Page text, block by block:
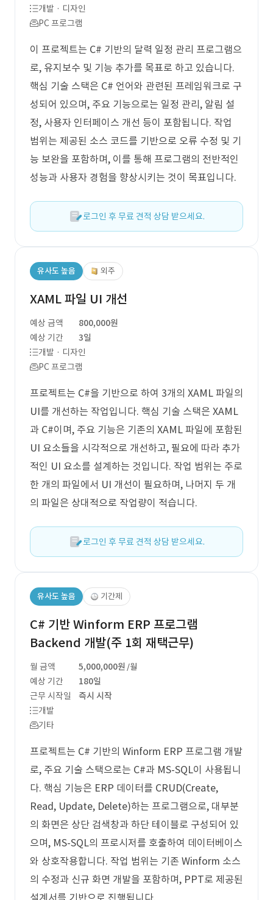
개발 · 디자인
PC 프로그램
이 프로젝트는 C# 기반의 달력 일정 관리 프로그램으
로, 유지보수 및 기능 추가를 목표로 하고 있습니다.
핵심 기술 스택은 C# 언어와 관련된 프레임워크로 구
성되어 있으며, 주요 기능으로는 일정 관리, 알림 설
정, 사용자 인터페이스 개선 등이 포함됩니다. 작업
범위는 제공된 소스 코드를 기반으로 오류 수정 및 기
능 보완을 포함하며, 이를 통해 프로그램의 전반적인
성능과 사용자 경험을 향상시키는 것이 목표입니다.
로그인 후 무료 견적 상담 받으세요.
유사도 높음 외주
XAML 파일 UI 개선
예상 금액
800,000원
예상 기간
3일
개발 · 디자인
PC 프로그램
프로젝트는 C#을 기반으로 하여 3개의 XAML 파일의
UI를 개선하는 작업입니다. 핵심 기술 스택은 XAML
과 C#이며, 주요 기능은 기존의 XAML 파일에 포함된
UI 요소들을 시각적으로 개선하고, 필요에 따라 추가
적인 UI 요소를 설계하는 것입니다. 작업 범위는 주로
한 개의 파일에서 UI 개선이 필요하며, 나머지 두 개
의 파일은 상대적으로 작업량이 적습니다.
로그인 후 무료 견적 상담 받으세요.
유사도 높음 기간제
C# 기반 Winform ERP 프로그램
Backend 개발(주 1회 재택근무)
월 금액 5,000,000원 /월
예상 기간
180일
근무 시작일
즉시 시작
개발
기타
프로젝트는 C# 기반의 Winform ERP 프로그램 개발
로, 주요 기술 스택으로는 C#과 MS-SQL이 사용됩니
다. 핵심 기능은 ERP 데이터를 CRUD(Create,
Read, Update, Delete)하는 프로그램으로, 대부분
의 화면은 상단 검색창과 하단 테이블로 구성되어 있
으며, MS-SQL의 프로시저를 호출하여 데이터베이스
와 상호작용합니다. 작업 범위는 기존 Winform 소스
의 수정과 신규 화면 개발을 포함하며, PPT로 제공된
설계서를 기반으로 진행됩니다.